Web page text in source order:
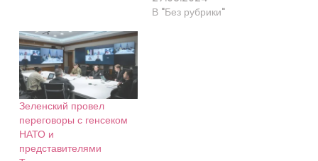
В "Без рубрики"
Зеленский провел
переговоры с генсеком
НАТО и
представителями